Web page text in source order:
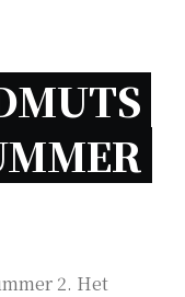
2. Het